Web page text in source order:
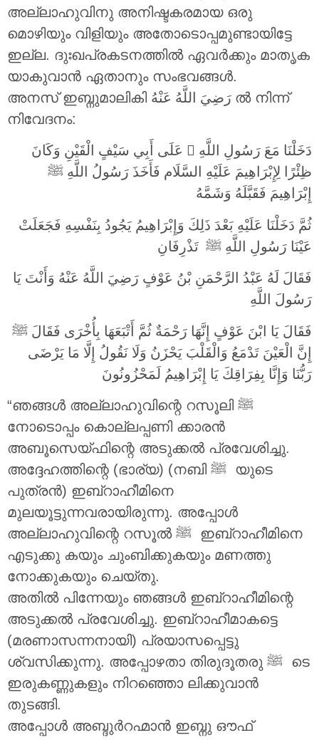
അല്ലാഹുവിനു അനിഷ്ടകരമായ ഒരു
മൊഴിയും വിളിയും അതോടൊപ്പമുണ്ടായിട്ടേ
ഇല്ല. ദുഃഖപ്രകടനത്തിൽ ഏവർക്കും മാതൃക
യാകുവാൻ ഏതാനും സംഭവങ്ങൾ.
അനസ് ഇബ്നുമാലികി
ൽ നിന്ന്
നിവേദനം:
دَخَلْنَا مَعَ رَسُولِ اللَّهِ  عَلَى أَبِي سَيْفٍ الْقَيْنِ وَكَانَ
ظِئْرًا لِإِبْرَاهِيمَ عَلَيْهِ السَّلَام فَأَخَذَ رَسُولُ اللَّهِ ‎ﷺ
إِبْرَاهِيمَ فَقَبَّلَهُ وَشَمَّهُ
ثُمَّ دَخَلْنَا عَلَيْهِ بَعْدَ ذَلِكَ وَإِبْرَاهِيمُ يَجُودُ بِنَفْسِهِ فَجَعَلَتْ
عَيْنَا رَسُولِ اللَّهِ ‎ﷺ تَذْرِفَانِ
فَقَالَ لَهُ عَبْدُ الرَّحْمَنِ بْنُ عَوْفٍ رَضِيَ اللَّهُ عَنْهُ وَأَنْتَ يَا
رَسُولَ اللَّهِ
فَقَالَ يَا ابْنَ عَوْفٍ إِنَّهَا رَحْمَةٌ ثُمَّ أَتْبَعَهَا بِأُخْرَى فَقَالَ ‎ﷺ
إِنَّ الْعَيْنَ تَدْمَعُ وَالْقَلْبَ يَحْزَنُ وَلَا نَقُولُ إِلَّا مَا يَرْضَى
رَبُّنَا وَإِنَّا بِفِرَاقِكَ يَا إِبْرَاهِيمُ لَمَحْزُونُونَ
“ഞങ്ങൾ അല്ലാഹുവിന്റെ റസൂലി ‎ﷺ
നോടൊപ്പം കൊല്ലപ്പണി ക്കാരൻ
അബൂസെയ്ഫിന്റെ അടുക്കൽ പ്രവേശിച്ചു.
അദ്ദേഹത്തിന്റെ (ഭാര്യ) (നബി ‎ﷺ യുടെ
പുത്രൻ) ഇബ്റാഹീമിനെ
മുലയൂട്ടുന്നവരായിരുന്നു. അപ്പോൾ
അല്ലാഹുവിന്റെ റസൂൽ ‎ﷺ ഇബ്റാഹീമിനെ
എടുക്കു കയും ചുംബിക്കുകയും മണത്തു
നോക്കുകയും ചെയ്തു.
അതിൽ പിന്നേയും ഞങ്ങൾ ഇബ്റാഹീമിന്റെ
അടുക്കൽ പ്രവേശിച്ചു. ഇബ്റാഹീമാകട്ടെ
(മരണാസന്നനായി) പ്രയാസപ്പെട്ടു
ശ്വസിക്കുന്നു. അപ്പോഴതാ തിരുദൂതരു ‎ﷺ ടെ
ഇരുകണ്ണുകളും നിറഞ്ഞൊ ലിക്കുവാൻ
തുടങ്ങി.
അപ്പോൾ അബ്ദുർറഹ്മാൻ ഇബ്നു ഔഫ്